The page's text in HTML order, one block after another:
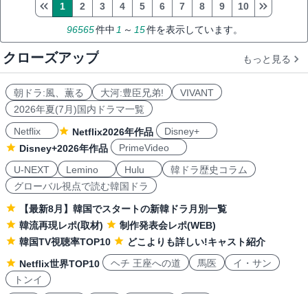
96565件中 1 ～ 15件を表示しています。
1 2 3 4 5 6 7 8 9 10
クローズアップ もっと見る
朝ドラ:風、薫る 大河:豊臣兄弟!
VIVANT
2026年夏(7月)国内ドラマ一覧
Netflix
Netflix2026年作品
Disney+
Disney+2026年作品
PrimeVideo
U-NEXT
Lemino Hulu
韓ドラ歴史コラム
グローバル視点で読む韓国ドラ
【最新8月】韓国でスタートの新韓ドラ月別一覧
韓流再現レポ(取材)
制作発表会レポ(WEB)
韓国TV視聴率TOP10
どこよりも詳しい!キャスト紹介
Netflix世界TOP10
ヘチ 王座への道 馬医
イ・サン
トンイ